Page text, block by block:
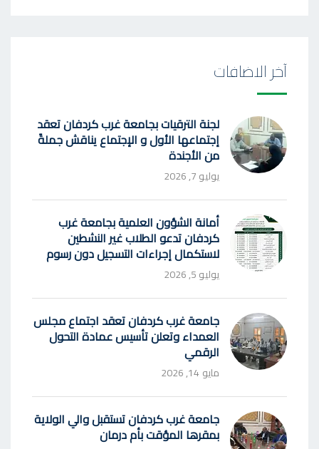
آخر الاضافات
لجنة الترقيات بجامعة غرب كردفان تعقد
إجتماعها الأول و الإجتماع يناقش جملةً
من الأجندة
يوليو 7, 2026
أمانة الشؤون العلمية بجامعة غرب
كردفان تدعو الطلاب غير النشطين
لاستكمال إجراءات التسجيل دون رسوم
يوليو 5, 2026
جامعة غرب كردفان تعقد اجتماع مجلس
العمداء وتعلن تأسيس عمادة التحول
الرقمي
مايو 14, 2026
جامعة غرب كردفان تستقبل والي الولاية
بمقرها المؤقت بأم درمان